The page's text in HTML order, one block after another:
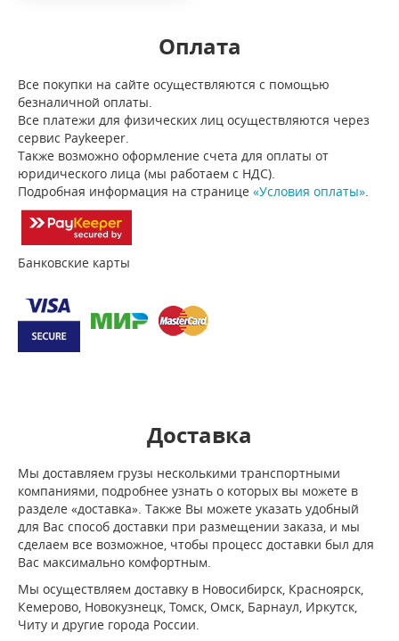
Оплата
Все покупки на сайте осуществляются с помощью
безналичной оплаты.
Все платежи для физических лиц осуществляются через
сервис Paykeeper.
Также возможно оформление счета для оплаты от
юридического лица (мы работаем с НДС).
Подробная информация на странице «Условия оплаты»
Банковские карты
Доставка
Мы доставляем грузы несколькими транспортными
компаниями, подробнее узнать о которых вы можете в
разделе «доставка». Также Вы можете указать удобный
для Вас способ доставки при размещении заказа, и мы
сделаем все возможное, чтобы процесс доставки был для
Вас максимально комфортным.
Мы осуществляем доставку в Новосибирск, Красноярск,
Кемерово, Новокузнецк, Томск, Омск, Барнаул, Иркутск,
Читу и другие города России.